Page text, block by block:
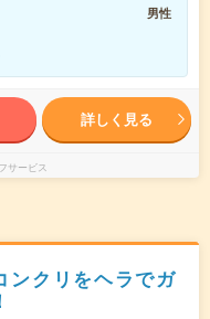
男性
詳しく見る
サービス
ンクリをヘラでガ